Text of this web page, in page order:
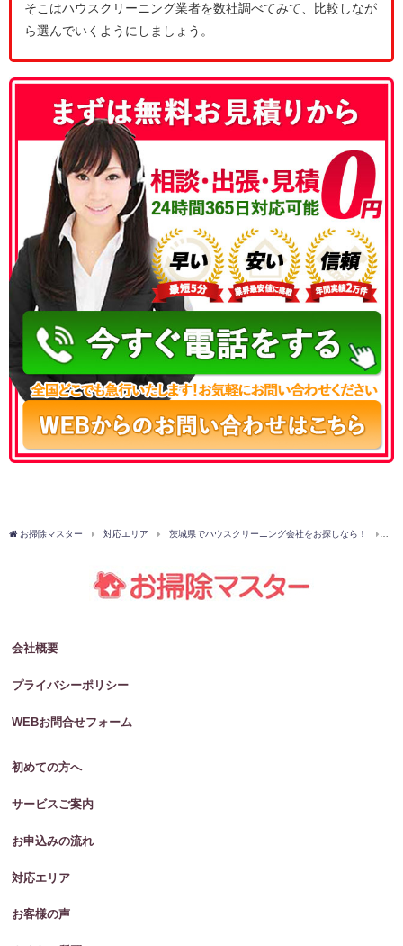
そこはハウスクリーニング業者を数社調べてみて、比較しなが
ら選んでいくようにしましょう。
050-3177-5687
お掃除マスター 対応エリア 茨城県でハウスクリーニング会社をお探しなら！
会社概要
プライバシーポリシー
WEBお問合せフォーム
初めての方へ
サービスご案内
お申込みの流れ
対応エリア
お客様の声